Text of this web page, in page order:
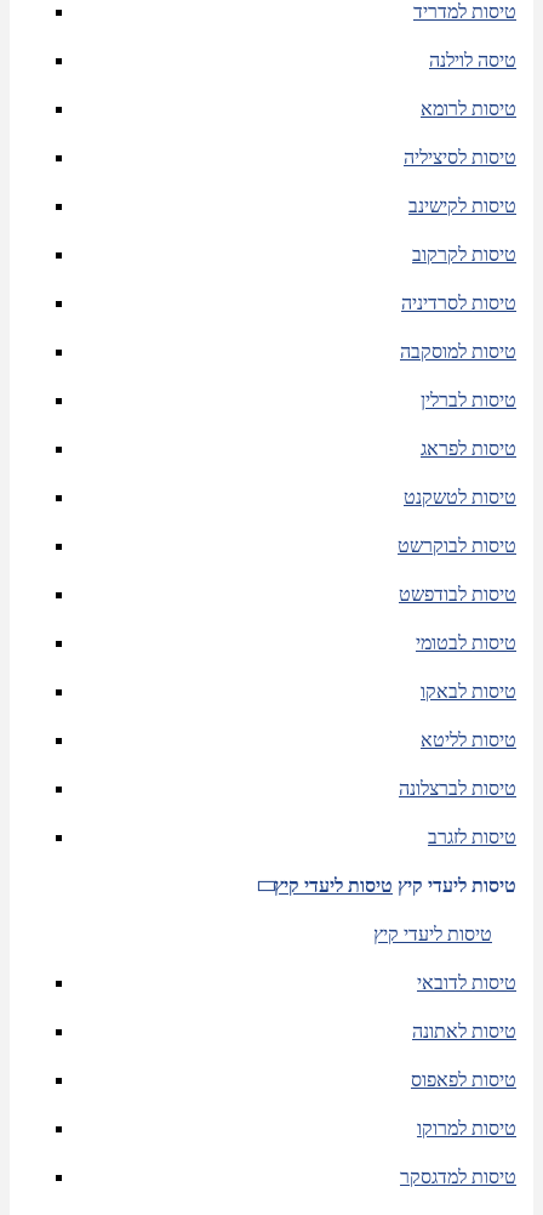
טיסות למדריד
טיסה לוילנה
טיסות לרומא
טיסות לסיציליה
טיסות לקישינב
טיסות לקרקוב
טיסות לסרדיניה
טיסות למוסקבה
טיסות לברלין
טיסות לפראג
טיסות לטשקנט
טיסות לבוקרשט
טיסות לבודפשט
טיסות לבטומי
טיסות לבאקו
טיסות לליטא
טיסות לברצלונה
טיסות לזגרב
טיסות ליעדי קיץ טיסות ליעדי קיץ
טיסות ליעדי קיץ
טיסות לדובאי
טיסות לאתונה
טיסות לפאפוס
טיסות למרוקו
טיסות למדגסקר